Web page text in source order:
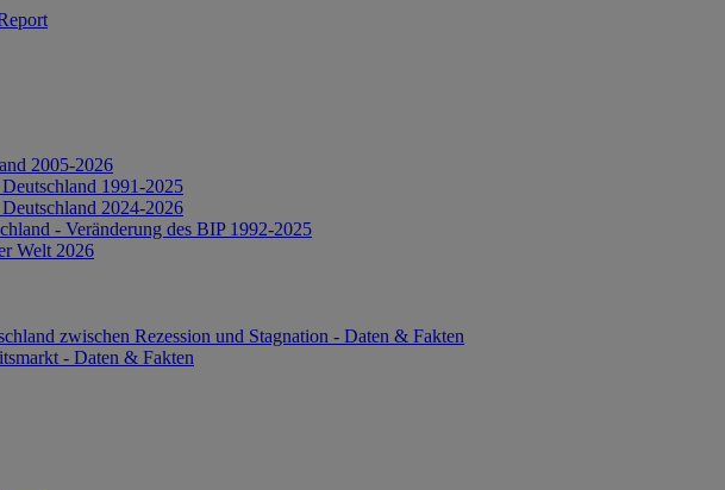
2005-2026
1991-2025
2024-2026
- Veränderung des BIP 1992-2025
Welt 2026
zwischen Rezession und Stagnation - Daten & Fakten
- Daten & Fakten